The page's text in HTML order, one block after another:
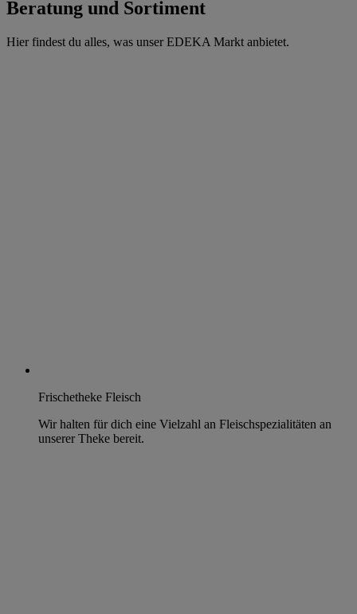
Beratung und Sortiment
Hier findest du alles, was unser EDEKA Markt anbietet.
Frischetheke Fleisch
Wir halten für dich eine Vielzahl an Fleischspezialitäten an
unserer Theke bereit.